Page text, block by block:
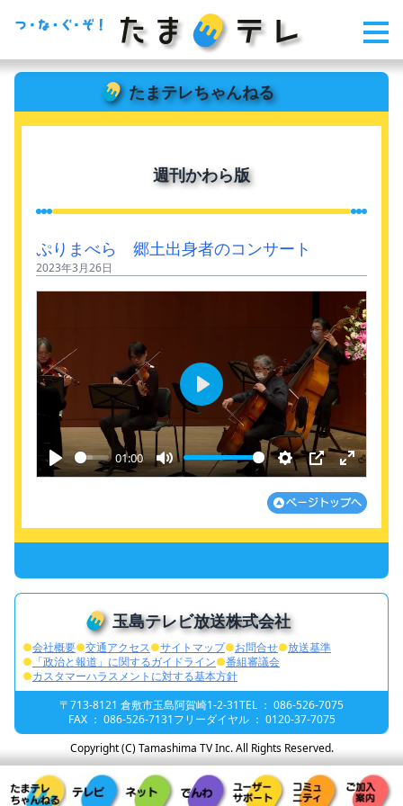
たまテレちゃんねる
週刊かわら版
ぷりまべら 郷土出身者のコンサート
2023年3月26日
Play
01:00
Mute Settings
PIP Enter
Play
玉島テレビ放送株式会社
●会社概要●交通アクセス●サイトマップ●お問合せ●放送基準
● 「政治と報道」に関するガイドライン●番組審議会
●カスタマーハラスメントに対する基本方針
〒713-8121 倉敷市玉島阿賀崎1-2-31TEL ： 086-526-7075
FAX ： 086-526-7131フリーダイヤル ： 0120-37-7075
Copyright (C) Tamashima TV Inc. All Rights Reserved.